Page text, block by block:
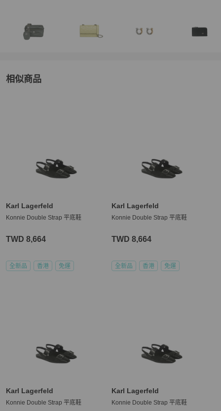
相似商品
Karl Lagerfeld
Konnie Double Strap 平底鞋
TWD 8,664
全新品 香港 免運
Karl Lagerfeld
Konnie Double Strap 平底鞋
TWD 8,664
全新品 香港 免運
Karl Lagerfeld
Konnie Double Strap 平底鞋
Karl Lagerfeld
Konnie Double Strap 平底鞋